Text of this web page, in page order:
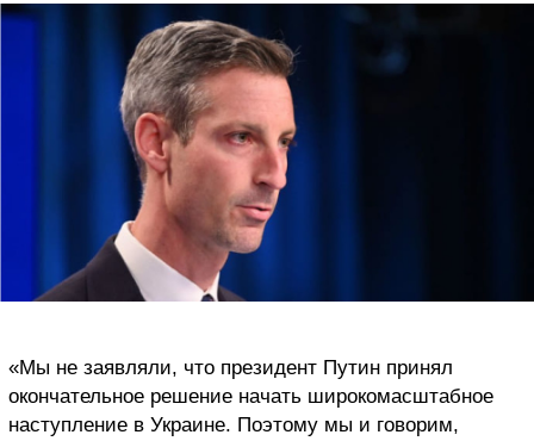
«Мы не заявляли, что президент Путин принял
окончательное решение начать широкомасштабное
наступление в Украине. Поэтому мы и говорим,